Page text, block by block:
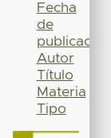
Fecha
de
publicación
Autor
Título
Materia
Tipo